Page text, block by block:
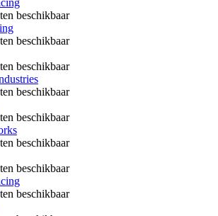
beschikbaar
beschikbaar
beschikbaar
beschikbaar
beschikbaar
beschikbaar
beschikbaar
beschikbaar